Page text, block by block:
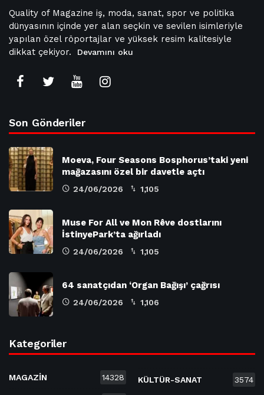
Quality of Magazine iş, moda, sanat, spor ve politika
dünyasının içinde yer alan seçkin ve sevilen isimleriyle
yapılan özel röportajlar ve yüksek resim kalitesiyle
dikkat çekiyor.
Devamını oku
Son Gönderiler
Moeva, Four Seasons Bosphorus’taki yeni
mağazasını özel bir davetle açtı
24/06/2026 1,105
Muse For All ve Mon Rêve dostlarını
İstinyePark’ta ağırladı
24/06/2026 1,105
64 sanatçıdan ‘Organ Bağışı’ çağrısı
24/06/2026 1,106
Kategoriler
MAGAZİN 14328 KÜLTÜR-SANAT 3574